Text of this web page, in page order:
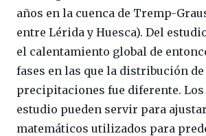
años en la cuenca de Tremp-
entre Lérida y Huesca). Del
el calentamiento global de
fases en las que la distribución de
precipitaciones fue diferente. Los
estudio pueden servir para
matemáticos utilizados para